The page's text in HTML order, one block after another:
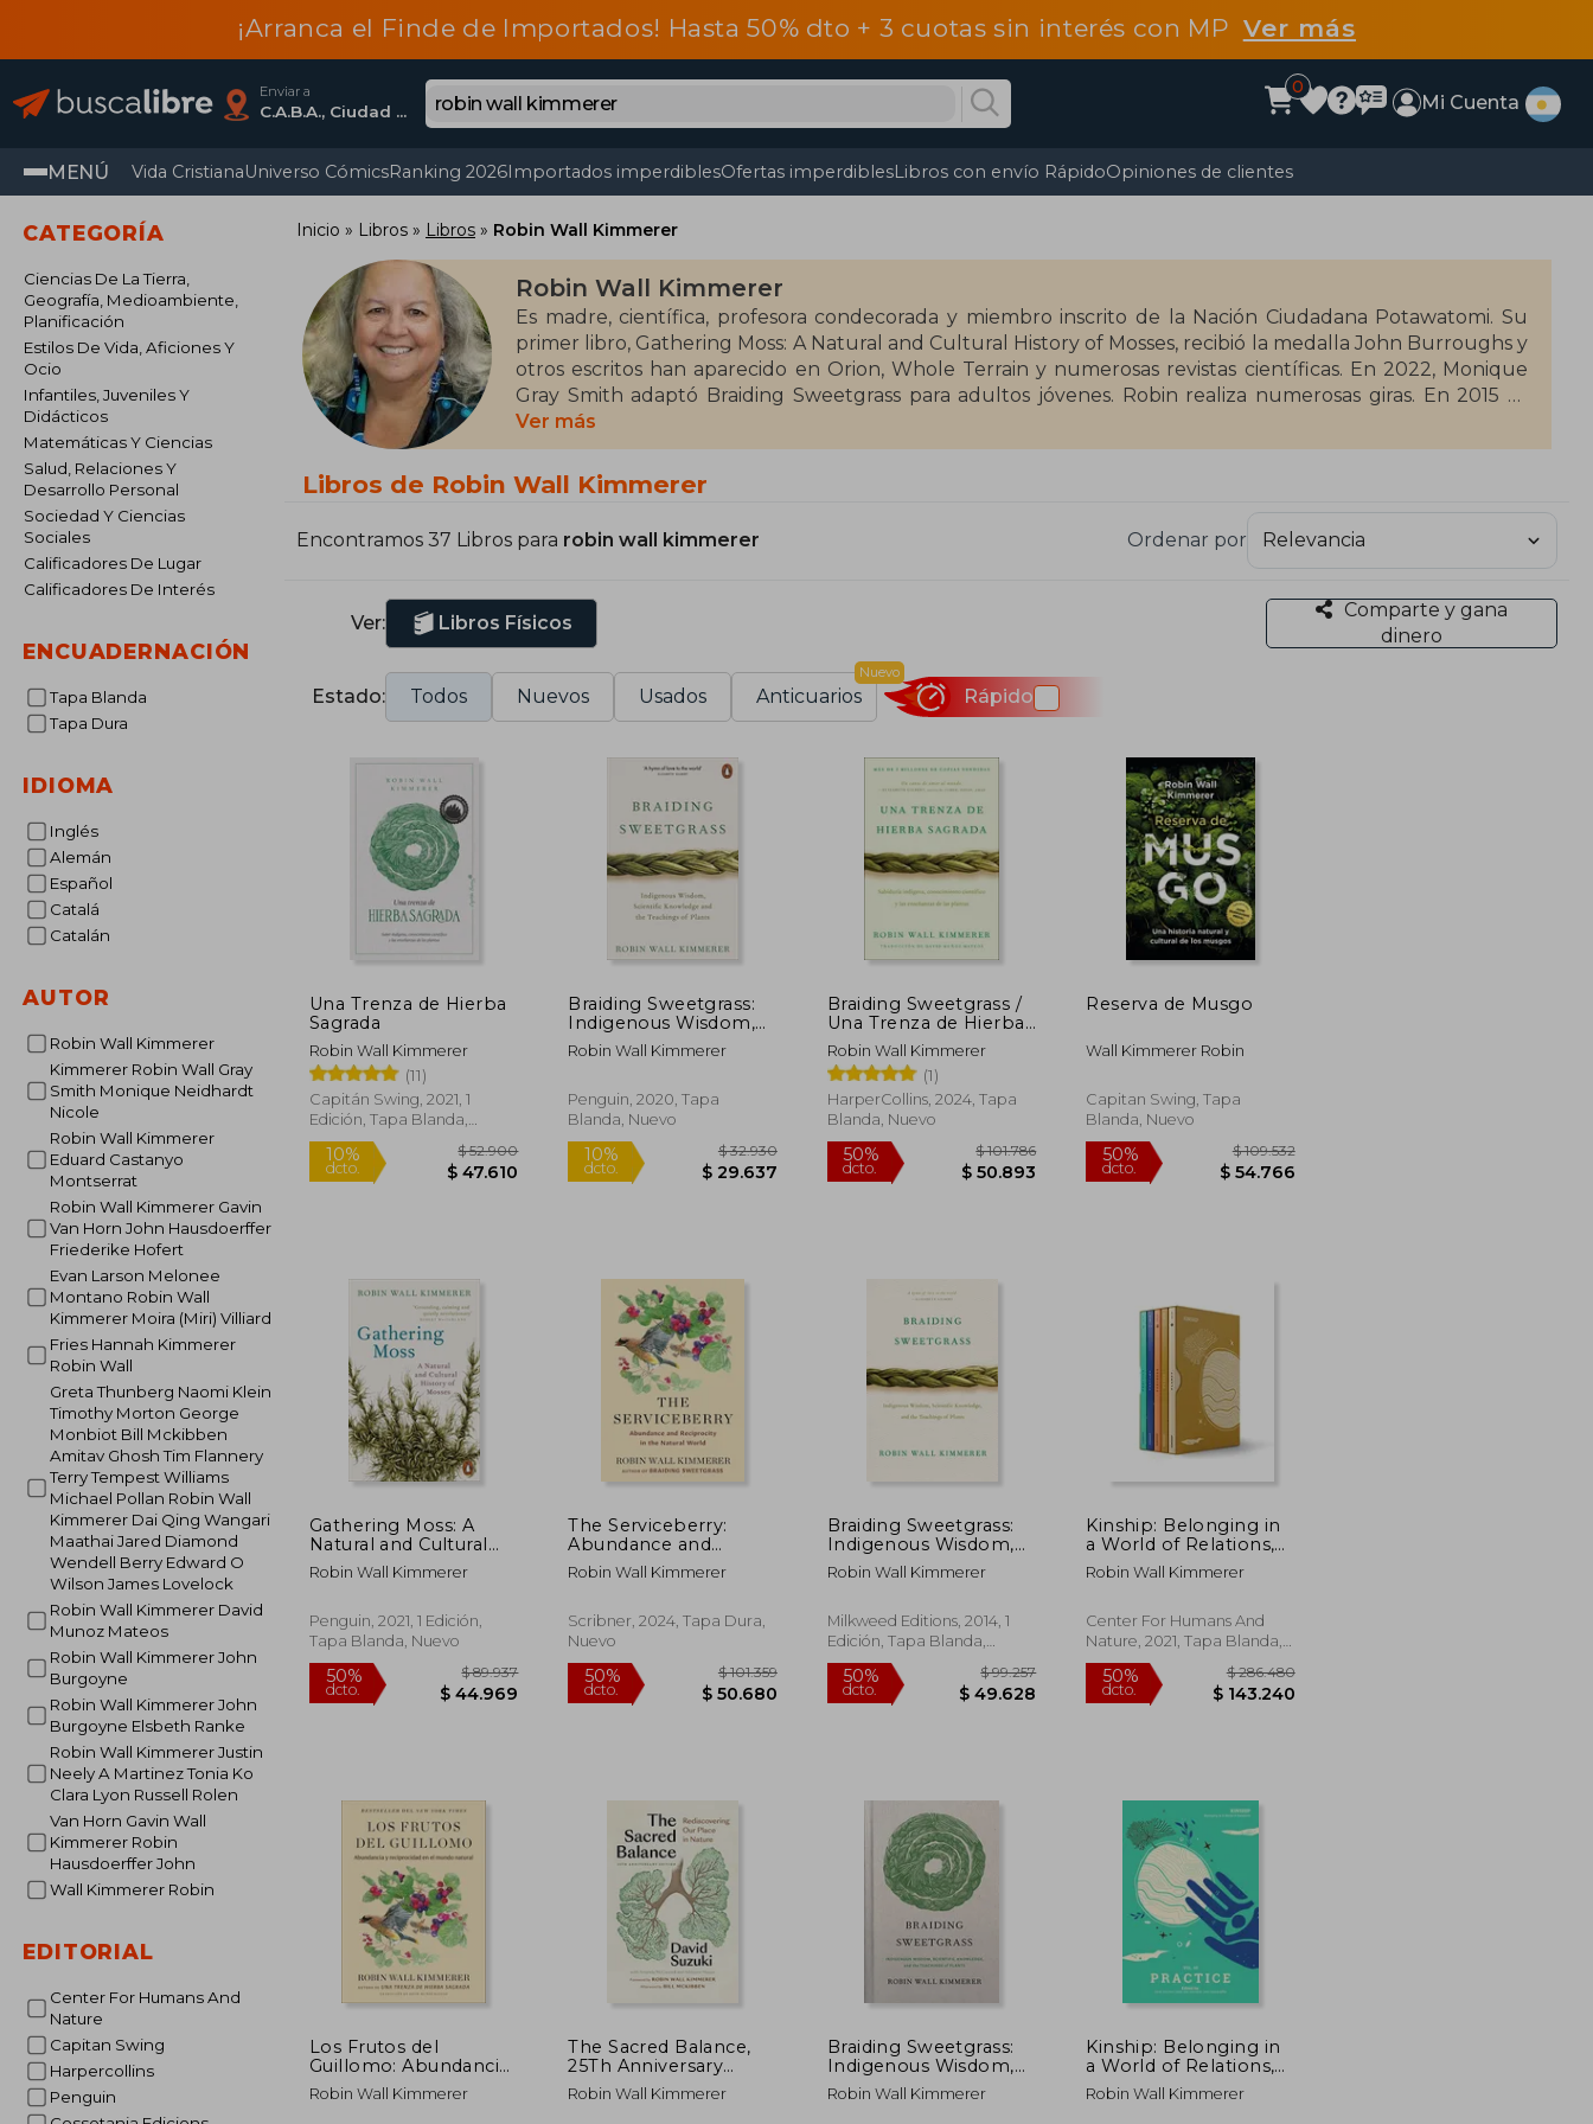
¡Arranca el Finde de Importados! Hasta 50% dto + 3 cuotas sin interés con MP Ver más
Enviar a
C.A.B.A., Ciudad Autónoma De Buenos Aires
0
Mi Cuenta
MENÚ Vida CristianaUniverso CómicsRanking 2026Importados imperdiblesOfertas imperdiblesLibros con envío RápidoOpiniones de clientes
CATEGORÍA
Ciencias De La Tierra,
Geografía, Medioambiente,
Planificación
Estilos De Vida, Aficiones Y
Ocio
Infantiles, Juveniles Y
Didácticos
Matemáticas Y Ciencias
Salud, Relaciones Y
Desarrollo Personal
Sociedad Y Ciencias
Sociales
Calificadores De Lugar
Calificadores De Interés
ENCUADERNACIÓN
Tapa Blanda
Tapa Dura
IDIOMA
Inglés
Alemán
Español
Catalá
Catalán
AUTOR
Robin Wall Kimmerer
Kimmerer Robin Wall Gray
Smith Monique Neidhardt
Nicole
Robin Wall Kimmerer
Eduard Castanyo
Montserrat
Robin Wall Kimmerer Gavin
Van Horn John Hausdoerffer
Friederike Hofert
Evan Larson Melonee
Montano Robin Wall
Kimmerer Moira (Miri) Villiard
Fries Hannah Kimmerer
Robin Wall
Greta Thunberg Naomi Klein
Timothy Morton George
Monbiot Bill Mckibben
Amitav Ghosh Tim Flannery
Terry Tempest Williams
Michael Pollan Robin Wall
Kimmerer Dai Qing Wangari
Maathai Jared Diamond
Wendell Berry Edward O
Wilson James Lovelock
Robin Wall Kimmerer David
Munoz Mateos
Robin Wall Kimmerer John
Burgoyne
Robin Wall Kimmerer John
Burgoyne Elsbeth Ranke
Robin Wall Kimmerer Justin
Neely A Martinez Tonia Ko
Clara Lyon Russell Rolen
Van Horn Gavin Wall
Kimmerer Robin
Hausdoerffer John
Wall Kimmerer Robin
EDITORIAL
Center For Humans And
Nature
Capitan Swing
Harpercollins
Penguin
Inicio Libros Libros Robin Wall Kimmerer
Robin Wall Kimmerer
Es madre, científica, profesora condecorada y miembro inscrito de la Nación Ciudadana Potawatomi. Su
primer libro, Gathering Moss: A Natural and Cultural History of Mosses, recibió la medalla John Burroughs y
otros escritos han aparecido en Orion, Whole Terrain y numerosas revistas científicas. En 2022, Monique
Gray Smith adaptó Braiding Sweetgrass para adultos jóvenes. Robin realiza numerosas giras. En 2015 se
dirigió a la asamblea general de las Naciones Unidas sobre el tema "Sanar nuestra relación con la
naturaleza". Tiene una licenciatura en Botánica de SUNY ESF, una maestría y un doctorado en Botánica de
la Universidad de Wisconsin y es autora de numerosos artículos científicos. Vive en una antigua granja en
el norte del estado de Nueva York y cuida jardines tanto cultivados como silvestres.
Ver más
Libros de Robin Wall Kimmerer
Encontramos 37 Libros para robin wall kimmerer Ordenar por
Ver: Libros Físicos
Comparte y gana
dinero
Estado: Todos Nuevos Usados Anticuarios
Nuevo
Rápido
Una Trenza de Hierba
Sagrada
Robin Wall Kimmerer
(11)
Capitán Swing, 2021, 1
Edición, Tapa Blanda,
Nuevo
10%
dcto.
Braiding Sweetgrass:
Indigenous Wisdom,
Scientific Knowledge
and the Teachings of
Robin Wall Kimmerer
Penguin, 2020, Tapa
Blanda, Nuevo
10%
dcto.
Braiding Sweetgrass /
Una Trenza de Hierba
Sagrada (Spanish
Edition)
Robin Wall Kimmerer
(1)
HarperCollins, 2024, Tapa
Blanda, Nuevo
dcto.
Reserva de Musgo
Wall Kimmerer Robin
Capitan Swing, Tapa
Blanda, Nuevo
Gathering Moss: A
Natural and Cultural
History of Mosses (en
Inglés)
Robin Wall Kimmerer
Penguin, 2021, 1 Edición,
Tapa Blanda, Nuevo
50%
dcto.
The Serviceberry:
Abundance and
Reciprocity in the
Natural World (en
Robin Wall Kimmerer
Scribner, 2024, Tapa Dura,
Nuevo
50%
dcto.
Braiding Sweetgrass:
Indigenous Wisdom,
Scientific Knowledge
and the Teachings of
Robin Wall Kimmerer
Milkweed Editions, 2014, 1
Edición, Tapa Blanda,
Nuevo
50%
dcto.
$ 99.257
$ 49.628
Kinship: Belonging in
a World of Relations,
5-Volume Set: Belong
in a World of Relations
Inglés)
Robin Wall Kimmerer
Center For Humans And
Nature, 2021, Tapa Blanda,
Nuevo
dcto.
Los Frutos del
Guillomo: Abundancia
y Reciprocidad en el
Mundo Natural the
Robin Wall Kimmerer
The Sacred Balance,
25Th Anniversary
Edition: Rediscovering
our Place in Nature
Robin Wall Kimmerer
Braiding Sweetgrass:
Indigenous Wisdom,
Scientific Knowledge
and the Teachings of
Robin Wall Kimmerer
Kinship: Belonging in
a World of Relations,
Vol. 5 - Practice (en
Inglés)
Robin Wall Kimmerer